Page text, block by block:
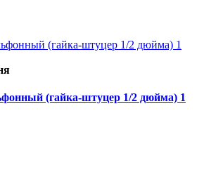
(гайка-штуцер 1/2 дюйма) 1